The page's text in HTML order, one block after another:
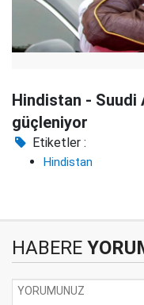
Hindistan -
güçleniyor
Etiketler :
Hindistan
HABERE